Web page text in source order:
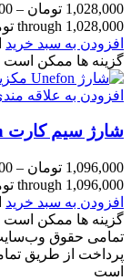
1,028,000 تومان –
through 1,028,000 تومان
افزودن به سبد خرید
گزینه ها ممکن
افزودن به علاقه
شارژ سیم کارت Unefon مکزیک
1,096,000 تومان –
through 1,096,000 تومان
افزودن به سبد خرید
گزینه ها ممکن
تمامی حقوق
پرداخت از طریق
است